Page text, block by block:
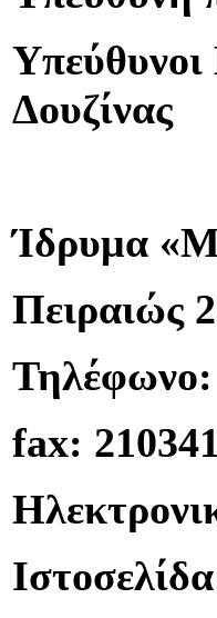
Δουζίνας
Ίδρυμα
Πειραιώς
Τηλέφωνο:
fax: